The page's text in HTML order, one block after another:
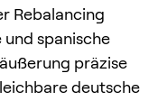
Rebalancing
spanische
präzise
deutsche